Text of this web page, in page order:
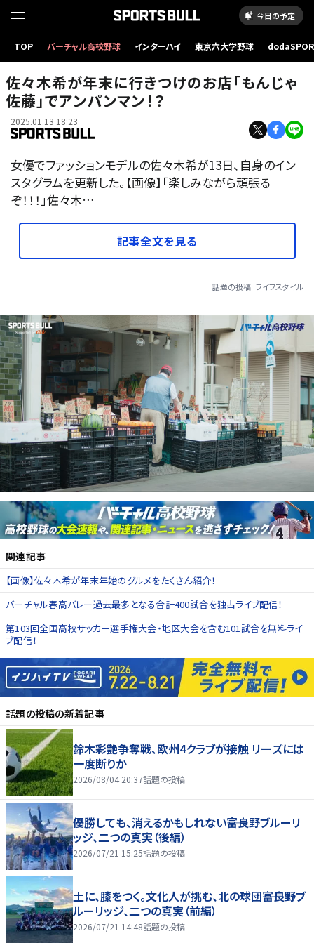
今日の予定
TOP バーチャル高校野球 インターハイ 東京六大学野球
佐々木希が年末に行きつけのお店「もんじゃ
佐藤」でアンパンマン！？
2025.01.13 18:23
女優でファッションモデルの佐々木希が13日、自身のイン
スタグラムを更新した。【画像】「楽しみながら頑張る
ぞ！！！」佐々木…
記事全文を見る
話題の投稿 ライフスタイル
関連記事
【画像】佐々木希が年末年始のグルメをたくさん紹介！
バーチャル春高バレー過去最多となる合計400試合を独占ライブ配信！
第103回全国高校サッカー選手権大会・地区大会を含む101試合を無料ライ
ブ配信！
話題の投稿の新着記事
鈴木彩艶争奪戦、欧州4クラブが接触 リーズには
一度断りか
2026/08/04 20:37話題の投稿
優勝しても、消えるかもしれない――富良野ブルーリ
ッジ、二つの真実（後編）
2026/07/21 15:25話題の投稿
土に、膝をつく。文化人が挑む、北の球団――富良野ブ
ルーリッジ、二つの真実（前編）
2026/07/21 14:48話題の投稿